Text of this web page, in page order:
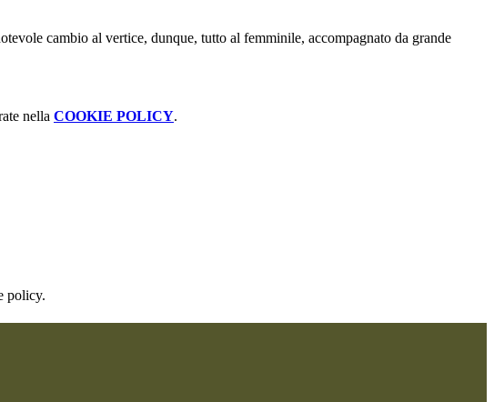
cambio al vertice, dunque, tutto al femminile, accompagnato da grande
nella COOKIE POLICY.
policy.